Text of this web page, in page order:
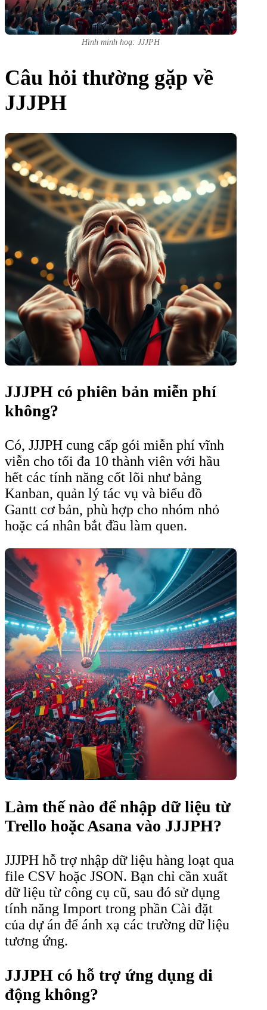
Hình minh hoạ: JJJPH
Câu hỏi thường gặp về
JJJPH
JJJPH có phiên bản miễn phí
không?
Có, JJJPH cung cấp gói miễn phí vĩnh
viễn cho tối đa 10 thành viên với hầu
hết các tính năng cốt lõi như bảng
Kanban, quản lý tác vụ và biểu đồ
Gantt cơ bản, phù hợp cho nhóm nhỏ
hoặc cá nhân bắt đầu làm quen.
Làm thế nào để nhập dữ liệu từ
Trello hoặc Asana vào JJJPH?
JJJPH hỗ trợ nhập dữ liệu hàng loạt qua
file CSV hoặc JSON. Bạn chỉ cần xuất
dữ liệu từ công cụ cũ, sau đó sử dụng
tính năng Import trong phần Cài đặt
của dự án để ánh xạ các trường dữ liệu
tương ứng.
JJJPH có hỗ trợ ứng dụng di
động không?